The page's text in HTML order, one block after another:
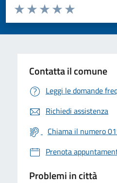
Valuta da 1 a 5 stelle la pagina
Valuta 5 stelle
Valuta 4 stelle su 5
Valuta 3 stelle su 5
Valuta 2 stelle su 5
Valuta 1 stelle su 5
Contatta il comune
Leggi le domande
Richiedi assistenza
Chiama il numero
Prenota
Problemi in città